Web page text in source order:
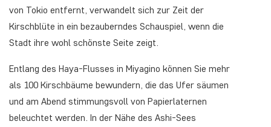
von Tokio entfernt, verwandelt sich zur Zeit der
Kirschblüte in ein bezauberndes Schauspiel, wenn die
Stadt ihre wohl schönste Seite zeigt.
Entlang des Haya-Flusses in Miyagino können Sie mehr
als 100 Kirschbäume bewundern, die das Ufer säumen
und am Abend stimmungsvoll von Papierlaternen
beleuchtet werden. In der Nähe des Ashi-Sees